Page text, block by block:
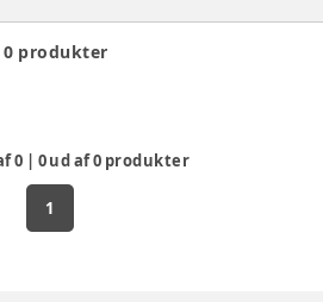
0 produkter
0 0ud af0 produkter
1